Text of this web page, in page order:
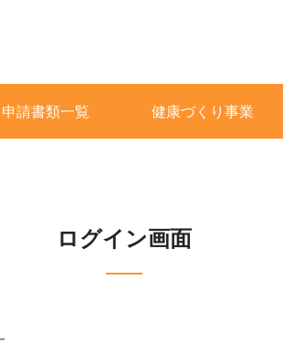
申請書類一覧 健康づくり事業
ログイン画面